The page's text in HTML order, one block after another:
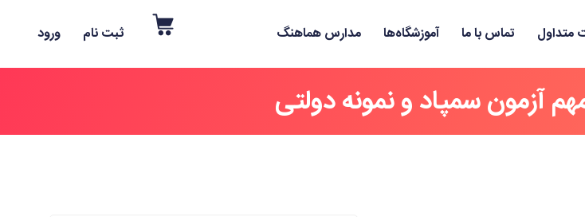
متداول تماس با ما آموزشگاه‌ها مدارس هماهنگ ثبت نام ورود
آزمون سمپاد و نمونه دولتی